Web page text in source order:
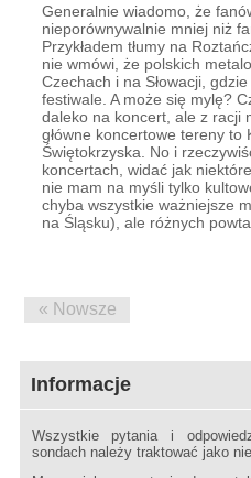
Generalnie wiadomo, że
nieporównywalnie mniej niż
Przykładem tłumy na
nie wmówi, że polskich
Czechach i na Słowacji,
festiwale. A może się mylę?
daleko na koncert, ale z racji
główne koncertowe tereny to
Świętokrzyska. No i
koncertach, widać jak
nie mam na myśli tylko
chyba wszystkie ważniejsze
na Śląsku), ale różnych
« Nowsze
Informacje
Wszystkie pytania i
sondach należy traktować jako